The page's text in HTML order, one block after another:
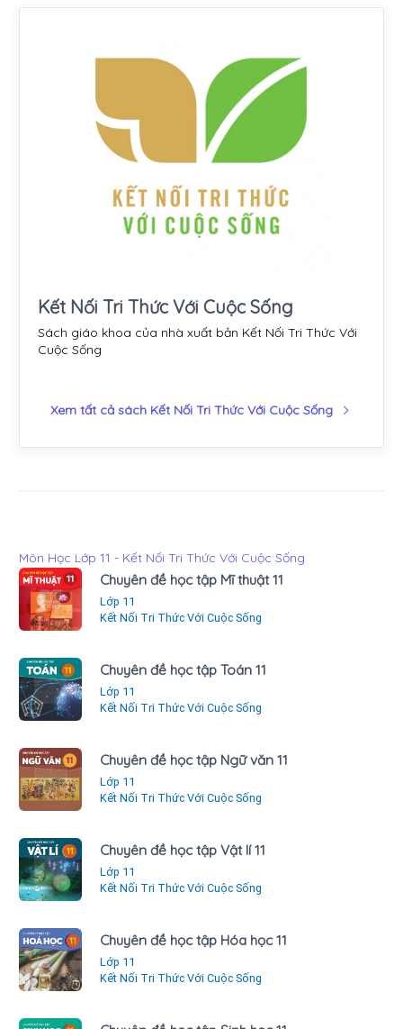
Kết Nối Tri Thức Với Cuộc Sống
Sách giáo khoa của nhà xuất bản Kết Nối Tri Thức Với
Cuộc Sống
Xem tất cả sách Kết Nối Tri Thức Với Cuộc Sống
Môn Học Lớp 11 - Kết Nối Tri Thức Với Cuộc Sống
Chuyên đề học tập Mĩ thuật 11
Lớp 11
Kết Nối Tri Thức Với Cuộc Sống
Chuyên đề học tập Toán 11
Lớp 11
Kết Nối Tri Thức Với Cuộc Sống
Chuyên đề học tập Ngữ văn 11
Lớp 11
Kết Nối Tri Thức Với Cuộc Sống
Chuyên đề học tập Vật lí 11
Lớp 11
Kết Nối Tri Thức Với Cuộc Sống
Chuyên đề học tập Hóa học 11
Lớp 11
Kết Nối Tri Thức Với Cuộc Sống